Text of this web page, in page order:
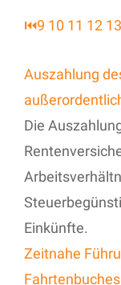
⏮9 10 11 12 13
Auszahlung
Die
Einkünfte.
Zeitnahe
Fahrtenbuches